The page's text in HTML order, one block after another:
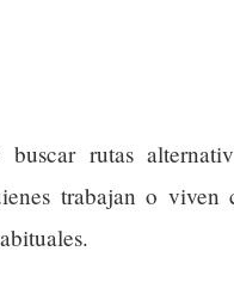
rutas
trabajan o viven